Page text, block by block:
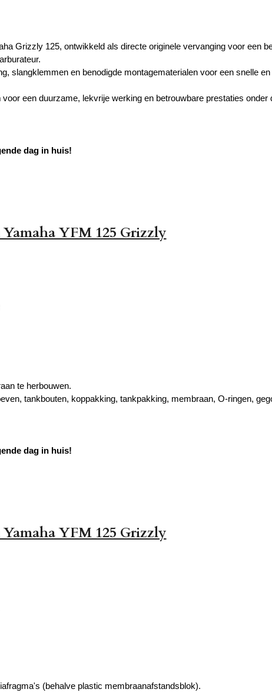
Grizzly 125, ontwikkeld als directe originele vervanging voor een
slangklemmen en benodigde montagematerialen voor een snelle
een duurzame, lekvrije werking en betrouwbare prestaties onder
dag in huis!
YFM 125 Grizzly
te herbouwen.
tankbouten, koppakking, tankpakking, membraan, O-ringen,
dag in huis!
YFM 125 Grizzly
(behalve plastic membraanafstandsblok).